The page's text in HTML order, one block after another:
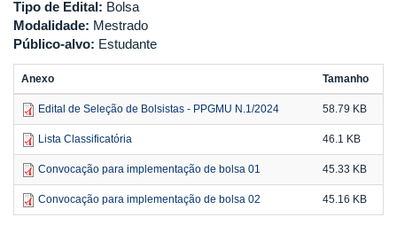
Tipo de Edital: Bolsa
Modalidade: Mestrado
Público-alvo: Estudante
Anexo Tamanho
Edital de Seleção de Bolsistas - PPGMU N.1/2024 58.79 KB
Lista Classificatória 46.1 KB
Convocação para implementação de bolsa 01 45.33 KB
Convocação para implementação de bolsa 02 45.16 KB